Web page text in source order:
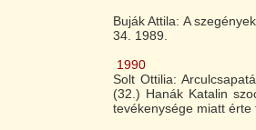
Buják Attila: A
34. 1989.
1990
Solt Ottilia:
(32.) Hanák Katalin
tevékenysége miatt érte